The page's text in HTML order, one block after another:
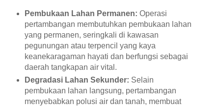
Pembukaan Lahan Permanen: Operasi
pertambangan membutuhkan pembukaan lahan
yang permanen, seringkali di kawasan
pegunungan atau terpencil yang kaya
keanekaragaman hayati dan berfungsi sebagai
daerah tangkapan air vital.
Degradasi Lahan Sekunder: Selain
pembukaan lahan langsung, pertambangan
menyebabkan polusi air dan tanah, membuat